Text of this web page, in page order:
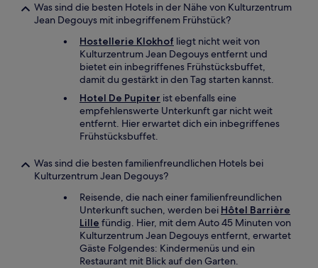
Was sind die besten Hotels in der Nähe von Kulturzentrum
Jean Degouys mit inbegriffenem Frühstück?
Hostellerie Klokhof liegt nicht weit von
Kulturzentrum Jean Degouys entfernt und
bietet ein inbegriffenes Frühstücksbuffet,
damit du gestärkt in den Tag starten kannst.
Hotel De Pupiter ist ebenfalls eine
empfehlenswerte Unterkunft gar nicht weit
entfernt. Hier erwartet dich ein inbegriffenes
Frühstücksbuffet.
Was sind die besten familienfreundlichen Hotels bei
Kulturzentrum Jean Degouys?
Reisende, die nach einer familienfreundlichen
Unterkunft suchen, werden bei Hôtel Barrière
Lille fündig. Hier, mit dem Auto 45 Minuten von
Kulturzentrum Jean Degouys entfernt, erwartet
Gäste Folgendes: Kindermenüs und ein
Restaurant mit Blick auf den Garten.